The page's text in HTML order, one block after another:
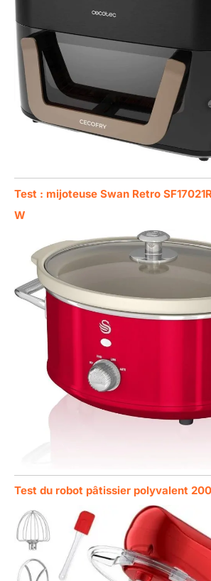
Test : mijoteuse Swan Retro
W
Test du robot pâtissier polyvalent